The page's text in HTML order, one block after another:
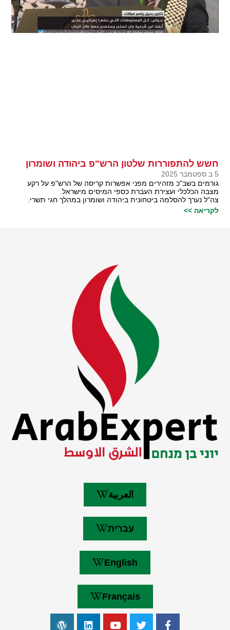
חשש להתפוררות שלטון הרש"פ ביהודה ושומרון
5 ב ספטמבר 2025
גורמים בשב"כ מזהירים מפני אפשרות קריסה של הרש"פ על רקע
מצבה הכלכלי ועצירת העברת כספי המיסים מישראל.
צה"ל נערך להסלמה ביטחונית ביהודה ושומרון במהלך חגי תשרי.
לקריאה >>
العربية
עברית
English
Français